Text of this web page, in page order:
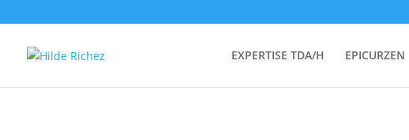
EXPERTISE TDA/H EPICURZEN